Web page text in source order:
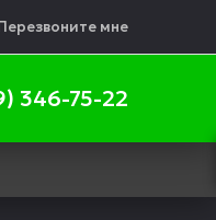
мне
346-75-22